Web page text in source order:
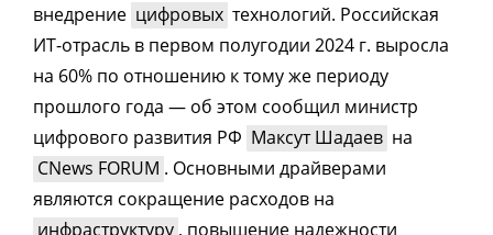
внедрение цифровых технологий. Российская
ИТ-отрасль в первом полугодии 2024 г. выросла
на 60% по отношению к тому же периоду
прошлого года — об этом сообщил министр
цифрового развития РФ Максут Шадаев на
CNews FORUM . Основными драйверами
являются сокращение расходов на
инфраструктуру , повышение надежности